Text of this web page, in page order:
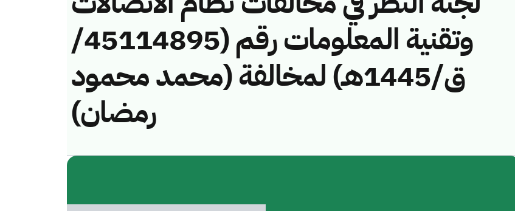
وتقنية المعلومات رقم (45114895/
ق/1445هـ) لمخالفة (محمد محمود
رمضان)